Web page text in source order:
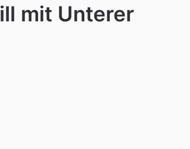
mit Unterer